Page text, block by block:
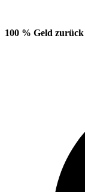
100 % Geld zurück